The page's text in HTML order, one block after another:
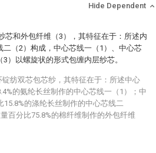
Hide Dependent
芯和外包纤维（3），其特征在于：所述内
（2）构成，中心芯线一（1）、中心芯
）以螺旋状的形式包缠内层纱芯。
纺双芯包芯纱，其特征在于：所述中心
的氨纶长丝制作的中心芯线一（1）；中
的涤纶长丝制作的中心芯线二
百分比75.8%的棉纤维制作的外包纤维